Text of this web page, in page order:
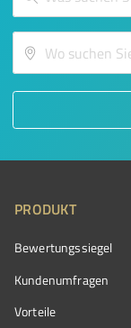
PRODUKT
Bewertungssiegel
Kundenumfragen
Vorteile